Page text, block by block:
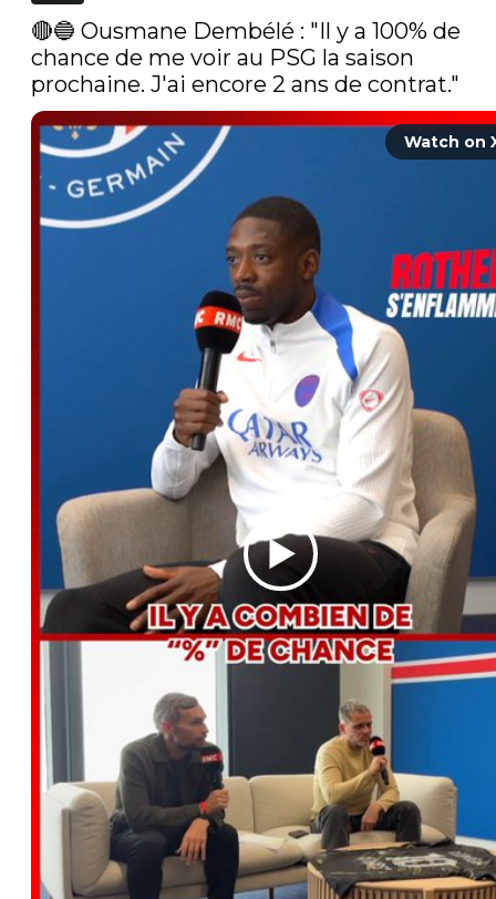
🔴🔵 Ousmane Dembélé : "Il y a 100% de
chance de me voir au PSG la saison
prochaine. J'ai encore 2 ans de contrat."
Watch on